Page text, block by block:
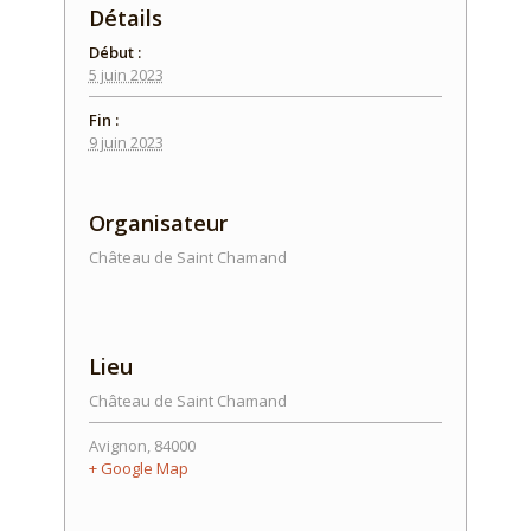
Détails
Début :
5 juin 2023
Fin :
9 juin 2023
Organisateur
Château de Saint Chamand
Lieu
Château de Saint Chamand
Avignon, 84000
+ Google Map